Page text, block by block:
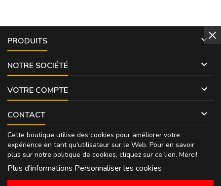
PRODUITS 
NOTRE SOCIÉTÉ 
VOTRE COMPTE 
CONTACT 
Cette boutique utilise des cookies pour améliorer votre
expérience en tant qu'utilisateur sur le Web. Pour en savoir
plus sur notre politique de cookies, cliquez sur ce lien. Merci!
Plus d'informations Personnaliser les cookies